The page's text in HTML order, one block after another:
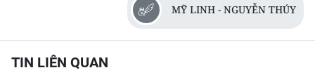
54 DÂN TỘC VIỆT NAM
CHƯƠNG TRÌNH OCOP - MỖI XÃ
MỘT SẢN PHẨM
MỸ LINH - NGUYỄN THÚY
TIN LIÊN QUAN